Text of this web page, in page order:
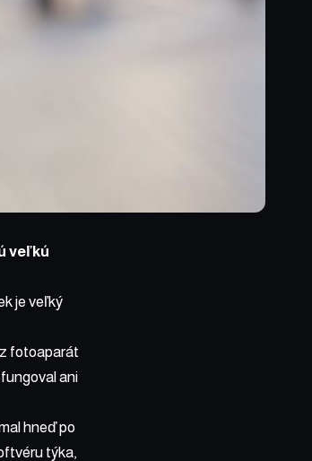
veľkú
je veľký
fotoaparát
ani
hneď po
týka,